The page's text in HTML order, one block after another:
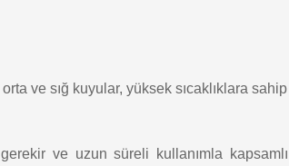
ve sığ kuyular, yüksek sıcaklıklara sahip
ve uzun süreli kullanımla kapsamlı